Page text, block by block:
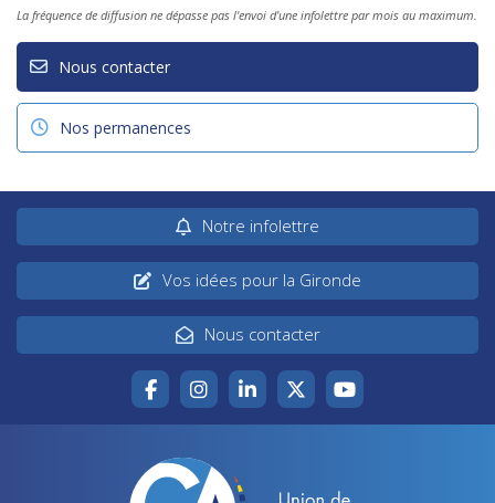
La fréquence de diffusion ne dépasse pas l'envoi d'une infolettre par mois au maximum.
Nous contacter
Nos permanences
Notre infolettre
Vos idées pour la Gironde
Nous contacter